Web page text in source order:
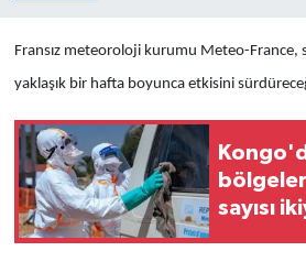
Fransız meteoroloji kurumu Meteo-France,
yaklaşık bir hafta boyunca etkisini
sayısı